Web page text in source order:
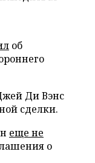
об
Ди Вэнс
сделки.
еще не
о